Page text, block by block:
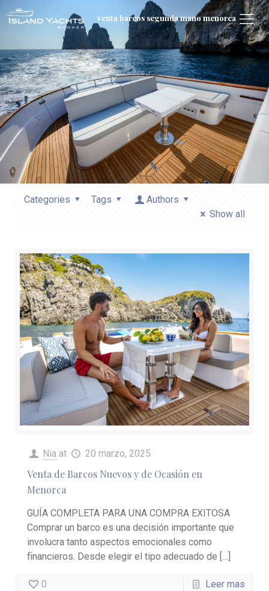
venta barcos segunda mano menorca
Categories Tags
Authors
Show all
Nia at 20 marzo, 2025
Venta de Barcos Nuevos y de Ocasión en
Menorca
GUÍA COMPLETA PARA UNA COMPRA EXITOSA
Comprar un barco es una decisión importante que
involucra tanto aspectos emocionales como
financieros. Desde elegir el tipo adecuado de […]
0 Leer mas